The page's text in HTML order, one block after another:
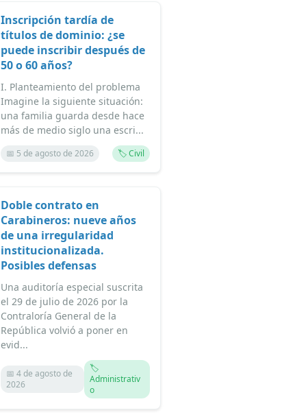
Inscripción tardía de
títulos de dominio: ¿se
puede inscribir después de
50 o 60 años?
I. Planteamiento del problema
Imagine la siguiente situación:
una familia guarda desde hace
más de medio siglo una escri...
📅 5 de agosto de 2026 🏷️ Civil
Doble contrato en
Carabineros: nueve años
de una irregularidad
institucionalizada.
Posibles defensas
Una auditoría especial suscrita
el 29 de julio de 2026 por la
Contraloría General de la
República volvió a poner en
evid...
📅 4 de agosto de
2026
🏷️
Administrativ
o